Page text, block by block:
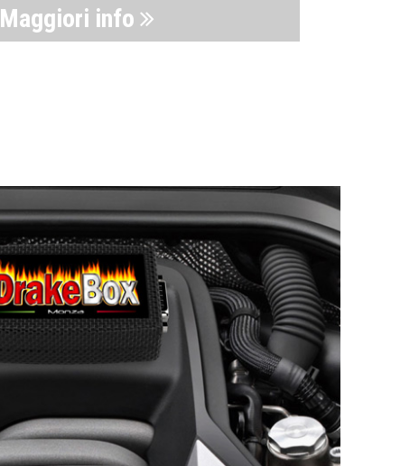
Maggiori info